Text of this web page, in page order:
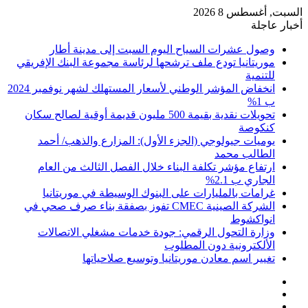
السبت, أغسطس 8 2026
أخبار عاجلة
وصول عشرات السياح اليوم السبت إلى مدينة أطار
موريتانيا تودع ملف ترشحها لرئاسة مجموعة البنك الإفريقي
للتنمية
انخفاض المؤشر الوطني لأسعار المستهلك لشهر نوفمبر 2024
ب 1%
تحويلات نقدية بقيمة 500 مليون قديمة أوقية لصالح سكان
كنكوصة
يوميات جيولوجي (الجزء الأول): المزارع والذهب/ أحمد
الطالب محمد
ارتفاع مؤشر تكلفة البناء خلال الفصل الثالث من العام
الجاري ب 2.1%
غرامات بالمليارات على البنوك الوسيطة في موريتانيا
الشركة الصينية CMEC تفوز بصفقة بناء صرف صحي في
انواكشوط
وزارة التحول الرقمي: جودة خدمات مشغلي الاتصالات
الألكترونية دون المطلوب
تغيير اسم معادن موريتانيا وتوسيع صلاحياتها